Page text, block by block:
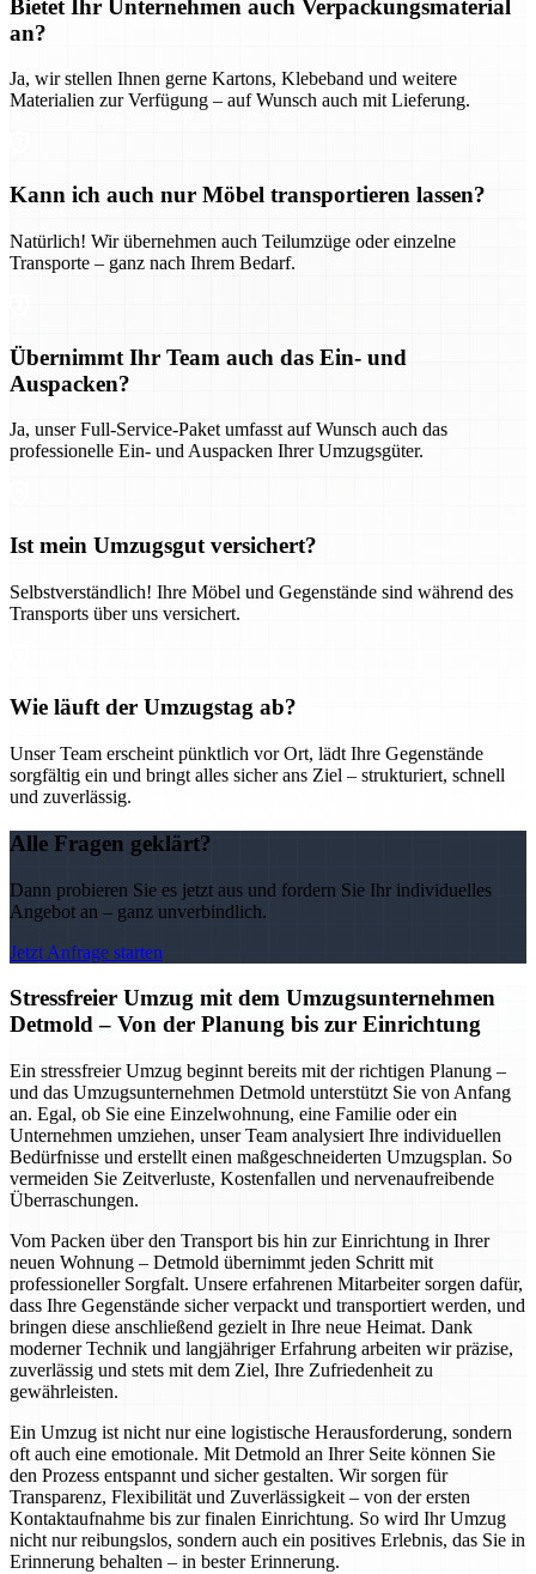
Bietet Ihr Unternehmen auch Verpackungsmaterial
an?
Ja, wir stellen Ihnen gerne Kartons, Klebeband und weitere
Materialien zur Verfügung – auf Wunsch auch mit Lieferung.
Kann ich auch nur Möbel transportieren lassen?
Natürlich! Wir übernehmen auch Teilumzüge oder einzelne
Transporte – ganz nach Ihrem Bedarf.
Übernimmt Ihr Team auch das Ein- und
Auspacken?
Ja, unser Full-Service-Paket umfasst auf Wunsch auch das
professionelle Ein- und Auspacken Ihrer Umzugsgüter.
Ist mein Umzugsgut versichert?
Selbstverständlich! Ihre Möbel und Gegenstände sind während des
Transports über uns versichert.
Wie läuft der Umzugstag ab?
Unser Team erscheint pünktlich vor Ort, lädt Ihre Gegenstände
sorgfältig ein und bringt alles sicher ans Ziel – strukturiert, schnell
und zuverlässig.
Alle Fragen geklärt?
Dann probieren Sie es jetzt aus und fordern Sie Ihr individuelles
Angebot an – ganz unverbindlich.
Jetzt Anfrage starten
Stressfreier Umzug mit dem Umzugsunternehmen
Detmold – Von der Planung bis zur Einrichtung
Ein stressfreier Umzug beginnt bereits mit der richtigen Planung –
und das Umzugsunternehmen Detmold unterstützt Sie von Anfang
an. Egal, ob Sie eine Einzelwohnung, eine Familie oder ein
Unternehmen umziehen, unser Team analysiert Ihre individuellen
Bedürfnisse und erstellt einen maßgeschneiderten Umzugsplan. So
vermeiden Sie Zeitverluste, Kostenfallen und nervenaufreibende
Überraschungen.
Vom Packen über den Transport bis hin zur Einrichtung in Ihrer
neuen Wohnung – Detmold übernimmt jeden Schritt mit
professioneller Sorgfalt. Unsere erfahrenen Mitarbeiter sorgen dafür,
dass Ihre Gegenstände sicher verpackt und transportiert werden, und
bringen diese anschließend gezielt in Ihre neue Heimat. Dank
moderner Technik und langjähriger Erfahrung arbeiten wir präzise,
zuverlässig und stets mit dem Ziel, Ihre Zufriedenheit zu
gewährleisten.
Ein Umzug ist nicht nur eine logistische Herausforderung, sondern
oft auch eine emotionale. Mit Detmold an Ihrer Seite können Sie
den Prozess entspannt und sicher gestalten. Wir sorgen für
Transparenz, Flexibilität und Zuverlässigkeit – von der ersten
Kontaktaufnahme bis zur finalen Einrichtung. So wird Ihr Umzug
nicht nur reibungslos, sondern auch ein positives Erlebnis, das Sie in
Erinnerung behalten – in bester Erinnerung.